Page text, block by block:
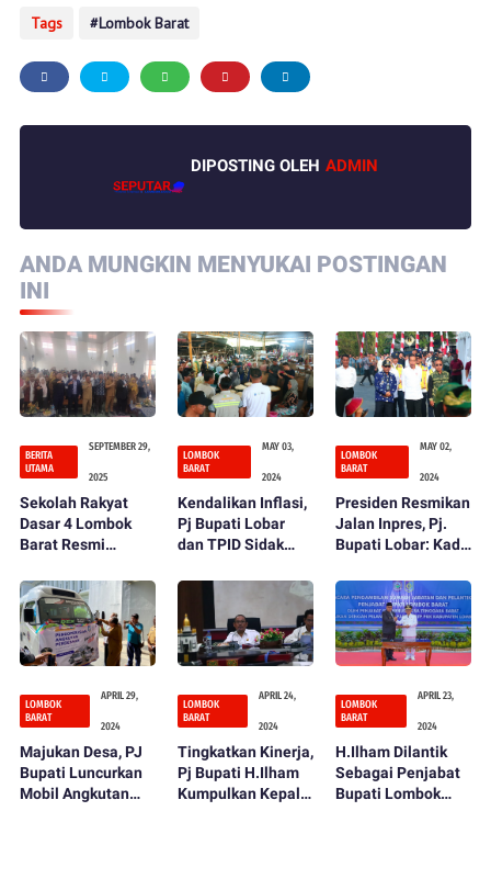
Tags Lombok Barat
DIPOSTING OLEH ADMIN
ANDA MUNGKIN MENYUKAI POSTINGAN
INI
BERITA
UTAMA
SEPTEMBER 29,
2025
Sekolah Rakyat
Dasar 4 Lombok
Barat Resmi
Tegaskan
Komitmen Perluas
Akses Pendidikan
LOMBOK
BARAT
MAY 03,
2024
Kendalikan Inflasi,
Pj Bupati Lobar
dan TPID Sidak
LOMBOK
BARAT
MAY 02,
2024
Presiden Resmikan
Jalan Inpres, Pj.
Bupati Lobar: Kado
66 Lombok Barat
LOMBOK
BARAT
APRIL 29,
2024
Majukan Desa, PJ
Bupati Luncurkan
Mobil Angkutan
LOMBOK
BARAT
APRIL 24,
2024
Tingkatkan Kinerja,
Pj Bupati H.Ilham
Kumpulkan Kepala
LOMBOK
BARAT
APRIL 23,
2024
H.Ilham Dilantik
Sebagai Penjabat
Bupati Lombok